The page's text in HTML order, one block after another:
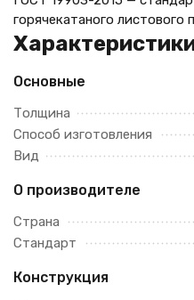
горячекатаного листового
Основные
Толщина
Способ изготовления
Вид
О производителе
Страна
Стандарт
Конструкция